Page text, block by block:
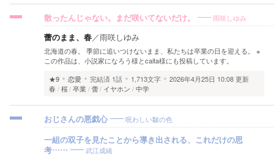
散ったんじゃない。まだ咲いてないだけ。 雨咲しゆみ
蕾のまま、春／雨咲しゆみ
北海道の春。 季節に追いつけないまま、私たちは卒業の日を迎える。 ※
この作品は、小説家になろう様とcaita様にも投稿しています。
★9
恋愛 完結済 1話 1,713文字
2026年4月25日 10:08 更新
春
桜 卒業 蕾 イヤホン 中学
おじさんの悪戯心 呪わしい皺の色
一組の双子を見たことから導き出される、これだけの思
考……
武江成緒